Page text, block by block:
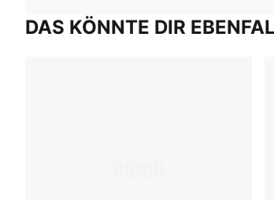
DAS KÖNNTE DIR